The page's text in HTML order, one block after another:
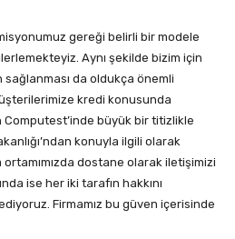
gereği belirli bir modele
Aynı şekilde bizim için
sağlanması da oldukça önemli
kredi konusunda
Computest’inde büyük bir titizlikle
konuyla ilgili olarak
dostane olarak iletişimizi
ise her iki tarafın hakkını
Firmamız bu güven içerisinde